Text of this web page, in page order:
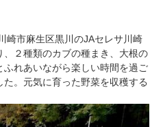
崎市麻生区黒川のJAセレサ川崎
２種類のカブの種まき、大根の
れあいながら楽しい時間を過ご
。元気に育った野菜を収穫する